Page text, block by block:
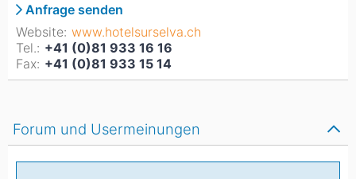
Anfrage senden
Website: www.hotelsurselva.ch
Tel.: +41 (0)81 933 16 16
Fax: +41 (0)81 933 15 14
Forum und Usermeinungen